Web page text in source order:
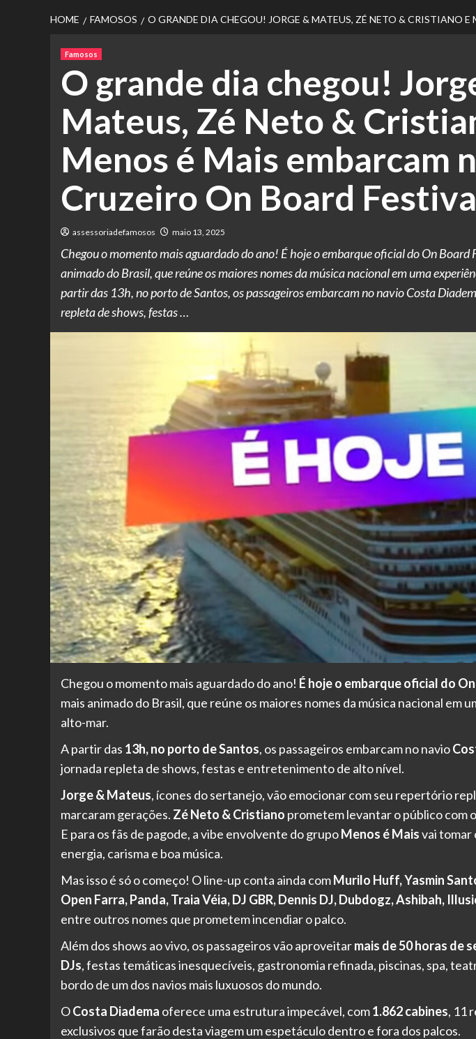
HOME FAMOSOS O GRANDE DIA CHEGOU! JORGE & MATEUS, ZÉ NETO & CRISTIANO
Famosos
O grande dia chegou!
Mateus, Zé Neto &
Menos é Mais embarcam
Cruzeiro On Board
assessoriadefamosos maio 13, 2025
Chegou o momento mais aguardado do ano! É hoje o embarque oficial do On Board
animado do Brasil, que reúne os maiores nomes da música nacional em uma
partir das 13h, no porto de Santos, os passageiros embarcam no navio Costa
repleta de shows, festas …
Chegou o momento mais aguardado do ano! É hoje o embarque oficial do
mais animado do Brasil, que reúne os maiores nomes da música nacional em
alto-mar.
A partir das 13h, no porto de Santos, os passageiros embarcam no navio
jornada repleta de shows, festas e entretenimento de alto nível.
Jorge & Mateus, ícones do sertanejo, vão emocionar com seu repertório
marcaram gerações. Zé Neto & Cristiano prometem levantar o público com
E para os fãs de pagode, a vibe envolvente do grupoMenos é Maisvai tomar
energia, carisma e boa música.
Mas isso é só o começo! O line-up conta ainda comMurilo Huff, Yasmin
Open Farra, Panda, Traia Véia, DJ GBR, Dennis DJ, Dubdogz, Ashibah,
entre outros nomes que prometem incendiar o palco.
Além dos shows ao vivo, os passageiros vão aproveitarmais de 50 horas de
DJs, festas temáticas inesquecíveis, gastronomia refinada, piscinas, spa,
bordo de um dos navios mais luxuosos do mundo.
OCosta Diadema oferece uma estrutura impecável, com1.862 cabines, 11
exclusivos que farão desta viagem um espetáculo dentro e fora dos palcos.